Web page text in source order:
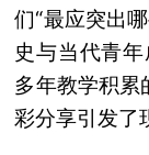
们“最应突出
史与当代青
多年教学积累
彩分享引发了